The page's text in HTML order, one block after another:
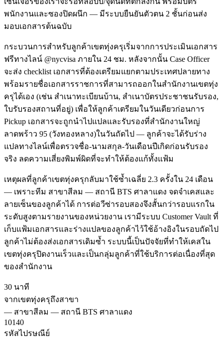
พนักงานและซองปิดผนึก — มีระบบยืนยันตัวตน 2 ชั้นก่อนส่ง
มอบเอกสารต้นฉบับ
กระบวนการสำหรับลูกค้าเขตทุ่งครุเริ่มจากการประเมินเอกสาร
ฟรีทางไลน์ @nycvisa ภายใน 24 ชม. หลังจากนั้น Case Officer
จะส่ง checklist เอกสารที่ต้องเตรียมแยกตามประเทศปลายทาง
พร้อมรายชื่อเอกสารราชการที่สามารถออกในสำนักงานเขตทุ่ง
ครุได้เอง (เช่น สำเนาทะเบียนบ้าน, สำเนาบัตรประชาชนรับรอง,
ใบรับรองสถานที่อยู่) เพื่อให้ลูกค้าเตรียมในวันเดียวก่อนการ
Pickup เอกสารจะถูกนำไปแปลและรับรองที่สำนักงานใหญ่
ลาดพร้าว 95 (วังทองหลาง)ในวันถัดไป — ลูกค้าจะได้รับร่าง
แปลทางไลน์เพื่อตรวจชื่อ-นามสกุล-วันเดือนปีเกิดก่อนรับรอง
จริง ลดความเสี่ยงพิมพ์ผิดที่จะทำให้ต้องแก้ทั้งแฟ้ม
เหตุผลที่ลูกค้าเขตทุ่งครุกลับมาใช้ซ้ำเฉลี่ย 2.3 ครั้งใน 24 เดือน
— เพราะทีม สาขาสีลม — สถานี BTS ศาลาแดง จดจำเคสและ
ลายเซ็นของลูกค้าได้ การต่อวีซ่ารอบสองจึงสั้นกว่ารอบแรกใน
ระดับสูงตามรายงานของหน่วยงาน เรามีระบบ Customer Vault ที่
เก็บแฟ้มเอกสารและร่างแปลของลูกค้าไว้ใช้อ้างอิงในรอบถัดไป
ลูกค้าไม่ต้องส่งเอกสารเดิมซ้ำ ระบบนี้เป็นปัจจัยที่ทำให้เคสใน
เขตทุ่งครุปิดงานเร็วและเป็นกลุ่มลูกค้าที่ใช้บริการต่อเนื่องที่สุด
ของสำนักงาน
30 นาที
จากเขตทุ่งครุถึงสาขา
— สาขาสีลม — สถานี BTS ศาลาแดง
10140
รหัสไปรษณีย์